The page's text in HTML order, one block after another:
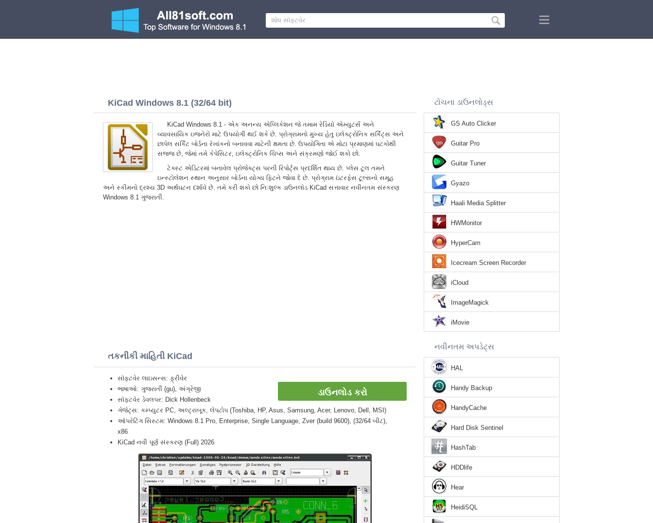
KiCad Windows 8.1 (32/64 bit)
KiCad Windows 8.1 - એક અનન્ય એપ્લિકેશન જે તમામ રેડિયો એમ્યુટર્સ અને
વ્યાવસાયિક ઇજનેરો માટે ઉપયોગી થઈ શકે છે. પ્રોગ્રામનો મુખ્ય હેતુ ઇલેક્ટ્રોનિક સર્કિટ્સ અને
છાપેલ સર્કિટ બોર્ડના રેખાંકનો બનાવવા માટેની ક્ષમતા છે. ઉપયોગિતા એ મોટા પ્રમાણમાં ઘટકોથી
સજ્જ છે, જેમાં તમે કેપેસિટર, ઇલેક્ટ્રોનિક ચિપ્સ અને સંક્રમણો જોઈ શકો છો.
ટેક્સ્ટ એડિટરમાં બનાવેલ પ્રોજેક્ટ્સ પરની રિપોર્ટ્સ પ્રદર્શિત થાય છે. પ્લેસ ટૂલ તમને
ઇન્સ્ટોલેશન સ્થાન અનુસાર બોર્ડના યોગ્ય ફિટને જોવા દે છે. પ્રોગ્રામ ઇંટરફેસ ટૂલ્સનો સમૂહ
અને સ્કીમનો દ્રશ્ય 3D અર્થઘટન દર્શાવે છે. તમે કરી શકો છો નિઃશુલ્ક ડાઉનલોડ KiCad સત્તાવાર નવીનતમ સંસ્કરણ
Windows 8.1 ગુજરાતીં.
તકનીકી માહિતી KiCad
ડાઉનલોડ કરો
સૉફ્ટવેર લાઇસન્સ: ફ્રીવેર
ભાષાઓ: ગુજરાતીં (gu), અંગ્રેજી
સૉફ્ટવેર ડેવલપર: Dick Hollenbeck
ગેજેટ્સ: કમ્પ્યુટર PC, અલ્ટ્રાબૂક, લેપટોપ (Toshiba, HP, Asus, Samsung, Acer, Lenovo, Dell, MSI)
ઑપરેટિંગ સિસ્ટમ: Windows 8.1 Pro, Enterprise, Single Language, Zver (build 9600), (32/64 બીટ),
x86
KiCad નવી પૂર્ણ સંસ્કરણ (Full) 2026
ટોચના ડાઉનલોડ્સ
GS Auto Clicker
Guitar Pro
Guitar Tuner
Gyazo
Haali Media Splitter
HWMonitor
HyperCam
Icecream Screen Recorder
iCloud
ImageMagick
iMovie
નવીનતમ અપડેટ્સ
HAL
Handy Backup
HandyCache
Hard Disk Sentinel
HashTab
HDDlife
Hear
HeidiSQL